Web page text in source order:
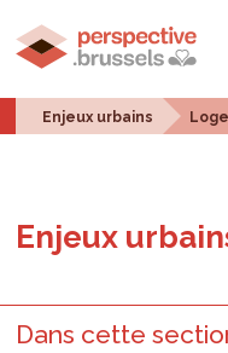
Enjeux urbains
Enjeux
Dans cette